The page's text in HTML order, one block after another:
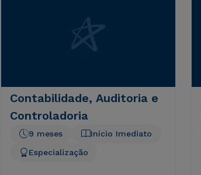
Contabilidade, Auditoria e
Controladoria
Início Imediato
9 meses
Especialização